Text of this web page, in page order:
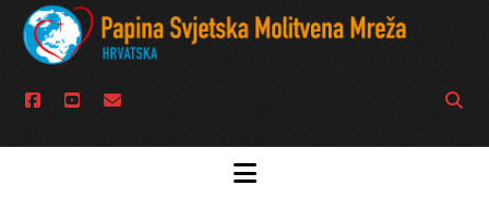
facebook
youtubeemail
Open
bar
open
menu